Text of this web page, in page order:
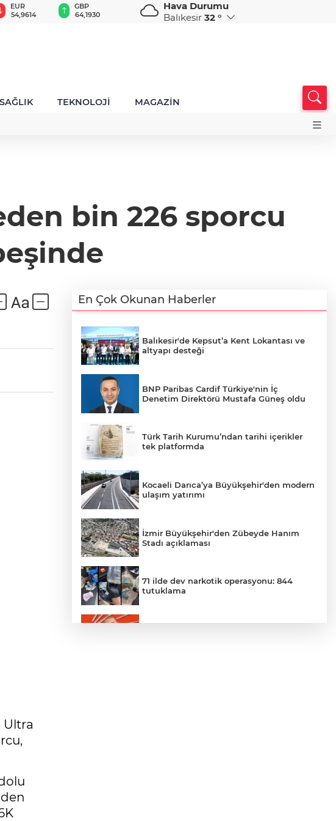
EUR
54,9614
GBP
64,1930
CHF
58,6690
CAD
34,0147
Hava Durumu
Balıkesir 32 °
SAĞLIK TEKNOLOJİ MAGAZİN
bin 226 sporcu
Ultra
En Çok Okunan Haberler
Balıkesir'de Kepsut’a Kent Lokantası ve
altyapı desteği
BNP Paribas Cardif Türkiye'nin İç
Denetim Direktörü Mustafa Güneş oldu
Türk Tarih Kurumu’ndan tarihi içerikler
tek platformda
Kocaeli Darıca’ya Büyükşehir'den modern
ulaşım yatırımı
İzmir Büyükşehir'den Zübeyde Hanım
Stadı açıklaması
71 ilde dev narkotik operasyonu: 844
tutuklama